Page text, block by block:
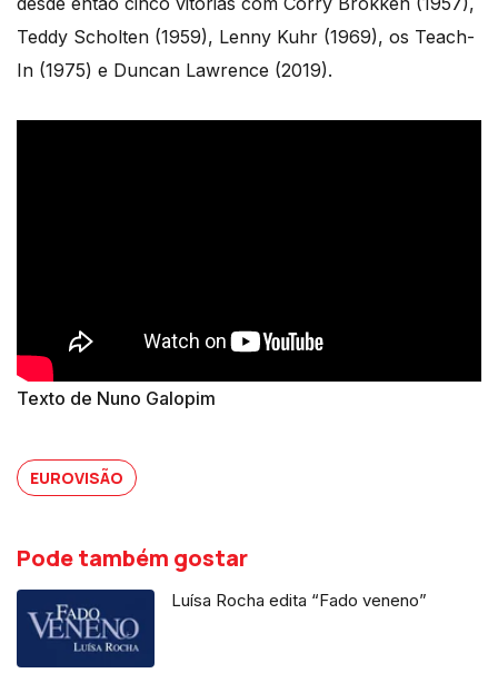
Teddy Scholten (1959), Lenny Kuhr (1969), os Teach-
In (1975) e Duncan Lawrence (2019).
Texto de Nuno Galopim
EUROVISÃO
Pode também gostar
Luísa Rocha edita “Fado veneno”